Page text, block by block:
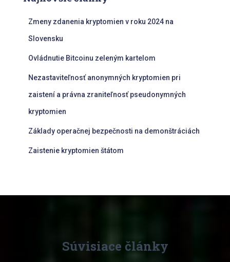
Zmeny zdanenia kryptomien v roku 2024 na
Slovensku
Ovládnutie Bitcoinu zeleným kartelom
Nezastaviteľnosť anonymných kryptomien pri
zaistení a právna zraniteľnosť pseudonymných
kryptomien
Základy operačnej bezpečnosti na demonštráciách
Zaistenie kryptomien štátom
Súvisiace články